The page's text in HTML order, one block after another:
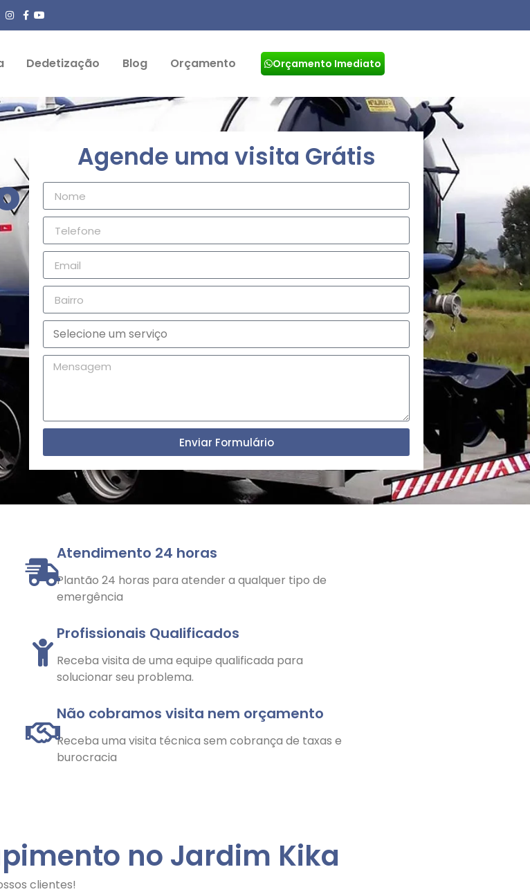
Dedetização Blog Orçamento Orçamento Imediato
Agende uma visita Grátis
Enviar Formulário
Atendimento 24 horas
Plantão 24 horas para atender a qualquer tipo de
emergência
Profissionais Qualificados
Receba visita de uma equipe qualificada para
solucionar seu problema.
Não cobramos visita nem orçamento
Receba uma visita técnica sem cobrança de taxas e
burocracia
no Jardim Kika
clientes!